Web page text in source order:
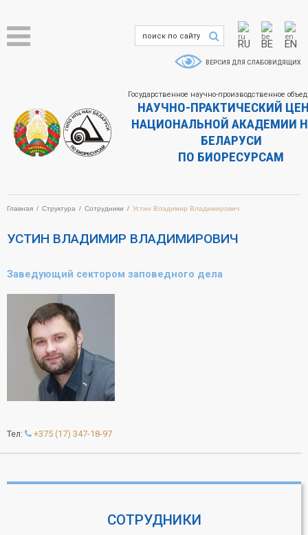
Государственное научно-производственное
НАУЧНО-ПРАКТИЧЕСКИЙ
НАЦИОНАЛЬНОЙ АКАДЕМИИ
БЕЛАРУСИ
ПО БИОРЕСУРСАМ
RU BE EN
ВЕРСИЯ ДЛЯ СЛАБОВИДЯЩИХ
Главная Структура Сотрудники Устин Владимир Владимирович
УСТИН ВЛАДИМИР ВЛАДИМИРОВИЧ
Заведующий сектором заповедного дела
Тел: +375 (17) 347-18-97
СОТРУДНИКИ